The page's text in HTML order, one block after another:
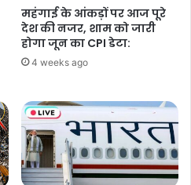
महंगाई के आंकड़ों पर आज पूरे
देश की नजर, शाम को जारी
होगा जून का CPI डेटा:
4 weeks ago